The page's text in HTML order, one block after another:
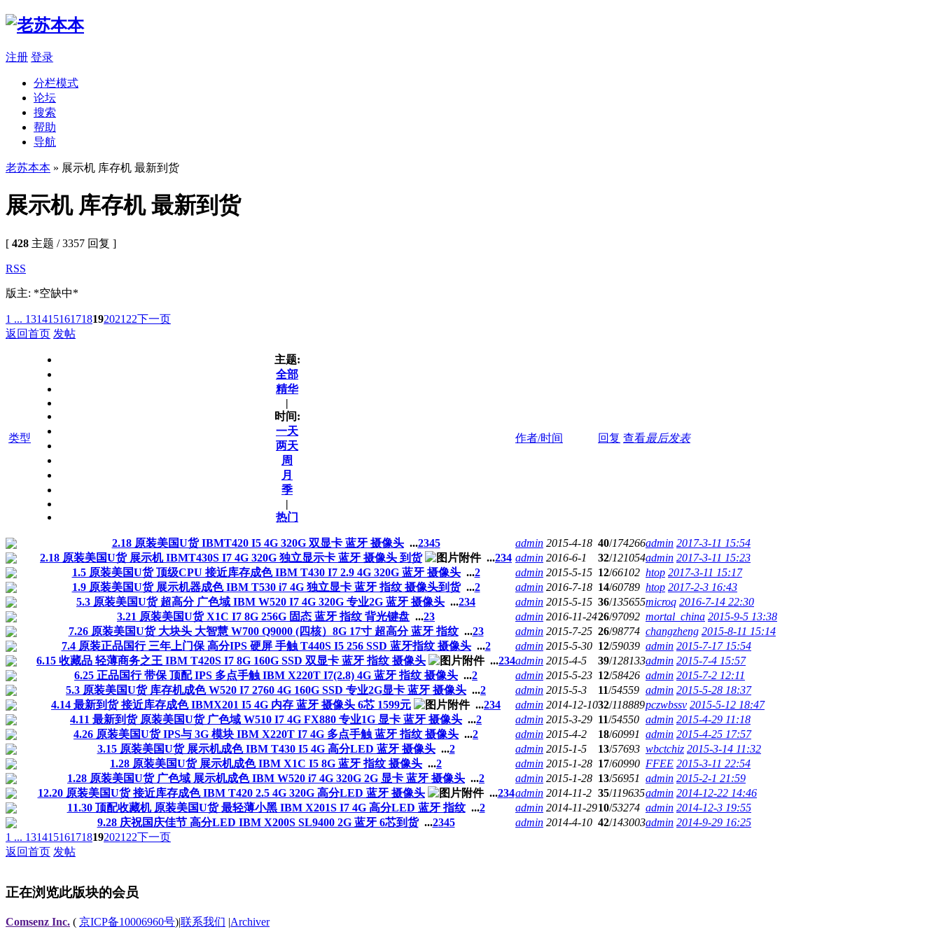
注册 登录
分栏模式
论坛
搜索
帮助
导航
老苏本本 » 展示机 库存机 最新到货
展示机 库存机 最新到货
[ 428 主题 / 3357 回复 ]
RSS
版主: *空缺中*
1 ... 131415161718192021 22下一页
返回首页 发帖
类型
主题:
全部
精华
|
时间:
一天
两天
周
月
季
|
热门
作者/时间 回复 查看最后发表
2.18 原装美国U货 IBMT420 I5 4G 320G 双显卡 蓝牙 摄像头 ...2345 admin 2015-4-18 40/174266admin 2017-3-11 15:54
2.18 原装美国U货 展示机 IBMT430S I7 4G 320G 独立显示卡 蓝牙 摄像头 到货
...234 admin 2016-6-1 32/121054admin 2017-3-11 15:23
1.5 原装美国U货 顶级CPU 接近库存成色 IBM T430 I7 2.9 4G 320G 蓝牙 摄像头 ...2 admin 2015-5-15 12/66102 htop 2017-3-11 15:17
1.9 原装美国U货 展示机器成色 IBM T530 i7 4G 独立显卡 蓝牙 指纹 摄像头到货 ...2 admin 2016-7-18 14/60789 htop 2017-2-3 16:43
5.3 原装美国U货 超高分 广色域 IBM W520 I7 4G 320G 专业2G 蓝牙 摄像头 ...234 admin 2015-5-15 36/135655microq 2016-7-14 22:30
3.21 原装美国U货 X1C I7 8G 256G 固态 蓝牙 指纹 背光键盘 ...23 admin 2016-11-2426/97092 mortal_china 2015-9-5 13:38
7.26 原装美国U货 大块头 大智慧 W700 Q9000 (四核）8G 17寸 超高分 蓝牙 指纹 ...23 admin 2015-7-25 26/98774 changzheng 2015-8-11 15:14
7.4 原装正品国行 三年上门保 高分IPS 硬屏 手触 T440S I5 256 SSD 蓝牙指纹 摄像头 ...2 admin 2015-5-30 12/59039 admin 2015-7-17 15:54
6.15 收藏品 轻薄商务之王 IBM T420S I7 8G 160G SSD 双显卡 蓝牙 指纹 摄像头
...234admin 2015-4-5 39/128133admin 2015-7-4 15:57
6.25 正品国行 带保 顶配 IPS 多点手触 IBM X220T I7(2.8) 4G 蓝牙 指纹 摄像头 ...2 admin 2015-5-23 12/58426 admin 2015-7-2 12:11
5.3 原装美国U货 库存机成色 W520 I7 2760 4G 160G SSD 专业2G显卡 蓝牙 摄像头 ...2 admin 2015-5-3 11/54559 admin 2015-5-28 18:37
4.14 最新到货 接近库存成色 IBMX201 I5 4G 内存 蓝牙 摄像头 6芯 1599元
...234 admin 2014-12-1032/118889pczwbssv 2015-5-12 18:47
4.11 最新到货 原装美国U货 广色域 W510 I7 4G FX880 专业1G 显卡 蓝牙 摄像头 ...2 admin 2015-3-29 11/54550 admin 2015-4-29 11:18
4.26 原装美国U货 IPS与 3G 模块 IBM X220T I7 4G 多点手触 蓝牙 指纹 摄像头 ...2 admin 2015-4-2 18/60991 admin 2015-4-25 17:57
3.15 原装美国U货 展示机成色 IBM T430 I5 4G 高分LED 蓝牙 摄像头 ...2 admin 2015-1-5 13/57693 wbctchiz 2015-3-14 11:32
1.28 原装美国U货 展示机成色 IBM X1C I5 8G 蓝牙 指纹 摄像头 ...2 admin 2015-1-28 17/60990 FFEE 2015-3-11 22:54
1.28 原装美国U货 广色域 展示机成色 IBM W520 i7 4G 320G 2G 显卡 蓝牙 摄像头 ...2 admin 2015-1-28 13/56951 admin 2015-2-1 21:59
12.20 原装美国U货 接近库存成色 IBM T420 2.5 4G 320G 高分LED 蓝牙 摄像头
...234admin 2014-11-2 35/119635admin 2014-12-22 14:46
11.30 顶配收藏机 原装美国U货 最轻薄小黑 IBM X201S I7 4G 高分LED 蓝牙 指纹 ...2 admin 2014-11-2910/53274 admin 2014-12-3 19:55
9.28 庆祝国庆佳节 高分LED IBM X200S SL9400 2G 蓝牙 6芯到货 ...2345 admin 2014-4-10 42/143003admin 2014-9-29 16:25
1 ... 131415161718192021 22下一页
返回首页 发帖
正在浏览此版块的会员
Comsenz Inc. ( 京ICP备10006960号)|联系我们 |Archiver